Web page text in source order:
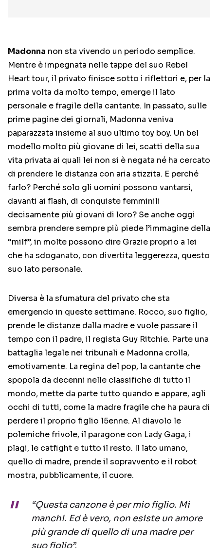
Madonna non sta vivendo un periodo semplice.
Mentre è impegnata nelle tappe del suo Rebel
Heart tour, il privato finisce sotto i riflettori e, per la
prima volta da molto tempo, emerge il lato
personale e fragile della cantante. In passato, sulle
prime pagine dei giornali, Madonna veniva
paparazzata insieme al suo ultimo toy boy. Un bel
modello molto più giovane di lei, scatti della sua
vita privata ai quali lei non si è negata né ha cercato
di prendere le distanza con aria stizzita. E perché
farlo? Perché solo gli uomini possono vantarsi,
davanti ai flash, di conquiste femminili
decisamente più giovani di loro? Se anche oggi
sembra prendere sempre più piede l’immagine della
“milf”, in molte possono dire Grazie proprio a lei
che ha sdoganato, con divertita leggerezza, questo
suo lato personale.
Diversa è la sfumatura del privato che sta
emergendo in queste settimane. Rocco, suo figlio,
prende le distanze dalla madre e vuole passare il
tempo con il padre, il regista Guy Ritchie. Parte una
battaglia legale nei tribunali e Madonna crolla,
emotivamente. La regina del pop, la cantante che
spopola da decenni nelle classifiche di tutto il
mondo, mette da parte tutto quando e appare, agli
occhi di tutti, come la madre fragile che ha paura di
perdere il proprio figlio 15enne. Al diavolo le
polemiche frivole, il paragone con Lady Gaga, i
plagi, le catfight e tutto il resto. Il lato umano,
quello di madre, prende il sopravvento e il robot
mostra, pubblicamente, il cuore.
“Questa canzone è per mio figlio. Mi
manchi. Ed è vero, non esiste un amore
più grande di quello di una madre per
suo figlio”.